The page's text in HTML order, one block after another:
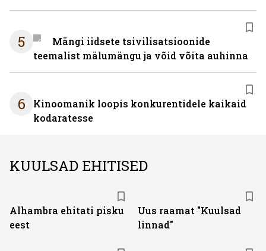
5
Mängi iidsete tsivilisatsioonide
teemalist mälumängu ja võid võita auhinna
6
Kinoomanik loopis konkurentidele kaikaid
kodaratesse
KUULSAD EHITISED
Alhambra ehitati pisku
eest
Uus raamat "Kuulsad
linnad"